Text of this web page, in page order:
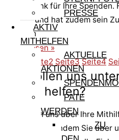
PRESSE
AKTIV
MITHELFEN
AKTUELLE
AKTIONEN
PATE
WERDEN
ZU
Vielen Dank für Ihre
werden und hat zudem sein
bezogen
Weiterlesen »
Seite2 Seite3 Seite4
Sie wollen uns
Pfoten helfen?
Wir freuen uns über Ihre
unterstützen, indem Sie über